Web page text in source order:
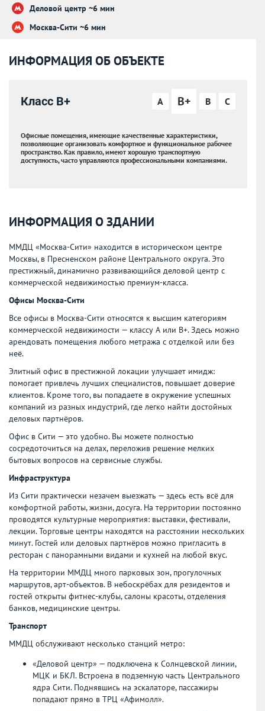
Деловой центр ~6 мин
Москва-Сити ~6 мин
ИНФОРМАЦИЯ ОБ ОБЪЕКТЕ
Класс B+ A B+ B C
Офисные помещения, имеющие качественные характеристики,
позволяющие организовать комфортное и функциональное рабочее
пространство. Как правило, имеют хорошую транспортную
доступность, часто управляются профессиональными компаниями.
ИНФОРМАЦИЯ О ЗДАНИИ
ММДЦ «Москва-Сити» находится в историческом центре
Москвы, в Пресненском районе Центрального округа. Это
престижный, динамично развивающийся деловой центр с
коммерческой недвижимостью премиум-класса.
Офисы Москва-Сити
Все офисы в Москва-Сити относятся к высшим категориям
коммерческой недвижимости — классу А или В+. Здесь можно
арендовать помещения любого метража с отделкой или без
неё.
Элитный офис в престижной локации улучшает имидж:
помогает привлечь лучших специалистов, повышает доверие
клиентов. Кроме того, вы попадаете в окружение успешных
компаний из разных индустрий, где легко найти достойных
деловых партнёров.
Офис в Сити — это удобно. Вы можете полностью
сосредоточиться на делах, переложив решение мелких
бытовых вопросов на сервисные службы.
Инфраструктура
Из Сити практически незачем выезжать — здесь есть всё для
комфортной работы, жизни, досуга. На территории постоянно
проводятся культурные мероприятия: выставки, фестивали,
лекции. Торговые центры находятся на расстоянии нескольких
минут. Гостей или деловых партнёров можно пригласить в
ресторан с панорамными видами и кухней на любой вкус.
На территории ММДЦ много парковых зон, прогулочных
маршрутов, арт-объектов. В небоскрёбах для резидентов и
гостей открыты фитнес-клубы, салоны красоты, отделения
банков, медицинские центры.
Транспорт
ММДЦ обслуживают несколько станций метро:
«Деловой центр» — подключена к Солнцевской линии,
МЦК и БКЛ. Встроена в подземную часть Центрального
ядра Сити. Поднявшись на эскалаторе, пассажиры
попадают прямо в ТРЦ «Афимолл».